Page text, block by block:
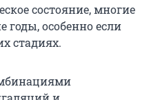
состояние, многие
особенно если
стадиях.